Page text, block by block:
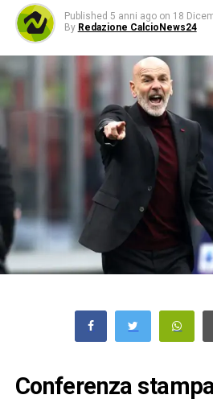
Published 5 anni ago on 18
By Redazione CalcioNews24
Conferenza